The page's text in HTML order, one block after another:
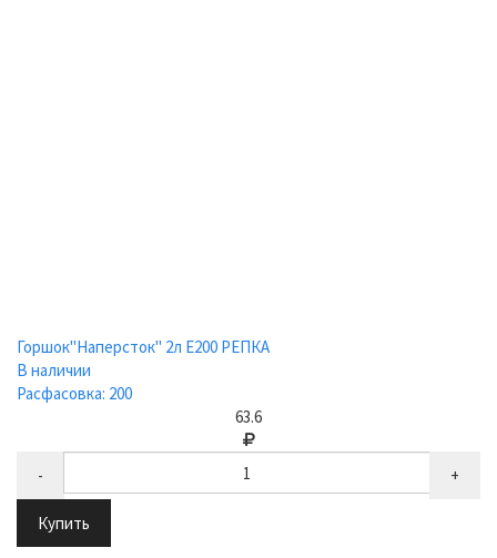
Горшок"Наперсток" 2л Е200 РЕПКА
В наличии
Расфасовка: 200
63.6
- +
Купить